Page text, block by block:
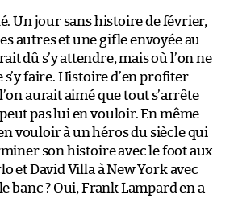
Un jour sans histoire de février,
autres et une gifle envoyée au
dû s’y attendre, mais où l’on ne
faire. Histoire d’en profiter
aurait aimé que tout s’arrête
pas lui en vouloir. En même
vouloir à un héros du siècle qui
son histoire avec le foot aux
et David Villa à New York avec
banc ? Oui, Frank Lampard en a